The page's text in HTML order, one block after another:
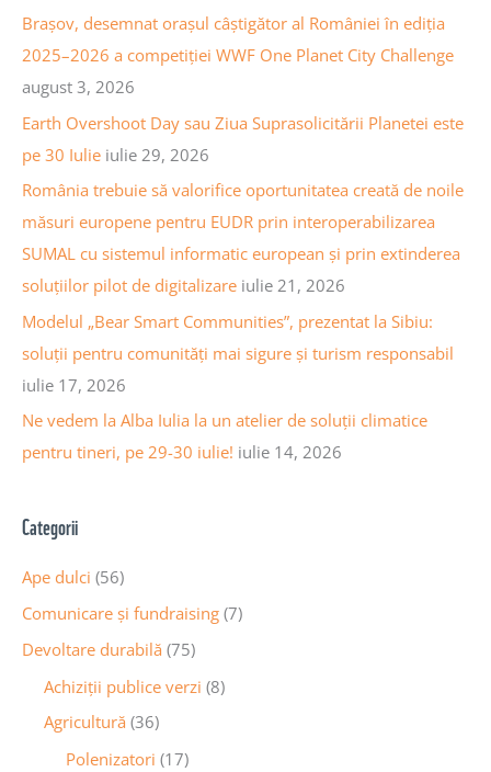
c
h
f
o
Brașov, desemnat orașul câștigător al României în ediția
2025–2026 a competiției WWF One Planet City Challenge
august 3, 2026
Earth Overshoot Day sau Ziua Suprasolicitării Planetei este
pe 30 Iulie iulie 29, 2026
România trebuie să valorifice oportunitatea creată de noile
măsuri europene pentru EUDR prin interoperabilizarea
SUMAL cu sistemul informatic european și prin extinderea
soluțiilor pilot de digitalizare iulie 21, 2026
Modelul „Bear Smart Communities”, prezentat la Sibiu:
soluții pentru comunități mai sigure și turism responsabil
iulie 17, 2026
Ne vedem la Alba Iulia la un atelier de soluții climatice
pentru tineri, pe 29-30 iulie! iulie 14, 2026
Categorii
Ape dulci (56)
Comunicare și fundraising (7)
Devoltare durabilă (75)
Achiziții publice verzi (8)
Agricultură (36)
Polenizatori (17)
a
a
r
t
i
c
o
l
e